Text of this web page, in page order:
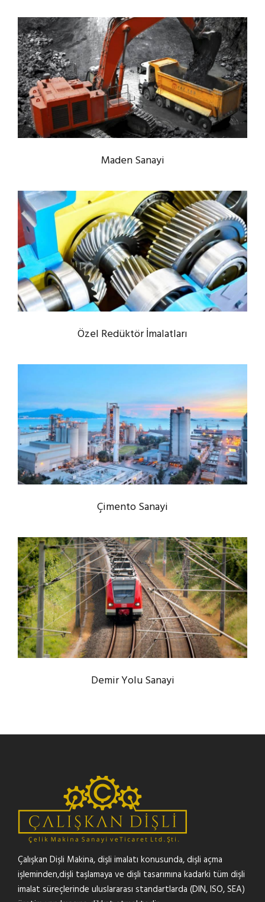
Maden Sanayi
Özel Redüktör İmalatları
Çimento Sanayi
Demir Yolu Sanayi
Çalışkan Dişli Makina, dişli imalatı konusunda, dişli açma
işleminden,dişli taşlamaya ve dişli tasarımına kadarki tüm dişli
imalat süreçlerinde uluslararası standartlarda (DIN, ISO, SEA)